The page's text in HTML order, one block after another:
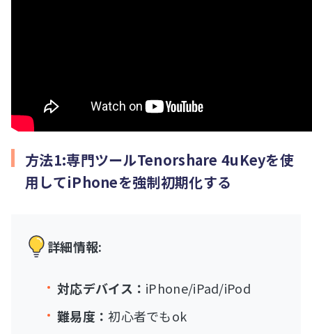
方法1:専門ツールTenorshare 4uKeyを使
用してiPhoneを強制初期化する
詳細情報:
対応デバイス： iPhone/iPad/iPod
難易度：初心者でもok